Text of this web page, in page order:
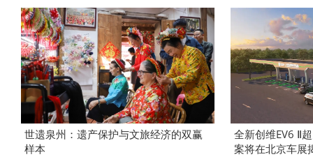
世遗泉州：遗产保护与文旅经济的双赢
样本
全新创维EV6 Ⅱ
案将在北京车展